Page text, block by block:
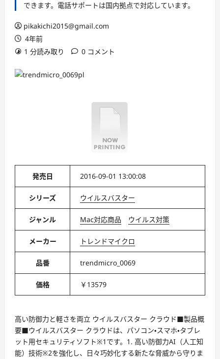
できます。電話サポートは国内拠点で対応しています。
pikakichi2015@gmail.com
4年前
1 分読み取り
0 コメント
発売日 2016-09-01 13:00:08
シリーズ ウイルスバスター
ジャンル Mac対応商品 ウイルス対策
メーカー トレンドマイクロ
品番 trendmicro_0069
価格 ￥13579
高い防御力と軽さを両立 ウイルスバスター クラウド■製品概
要■ウイルスバスター クラウドは、パソコン・スマホ・タブレ
ット用セキュリティソフト※1です。1. 高い防御力AI（人工知
能）技術※2を強化し、日々巧妙化する新たな脅威から守りま